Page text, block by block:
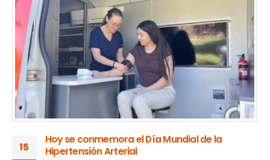
15
Hoy se conmemora el Día Mundial de la
Hipertensión Arterial